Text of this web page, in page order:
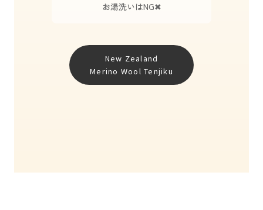
お湯洗いはNG✖
New Zealand
Merino Wool Tenjiku